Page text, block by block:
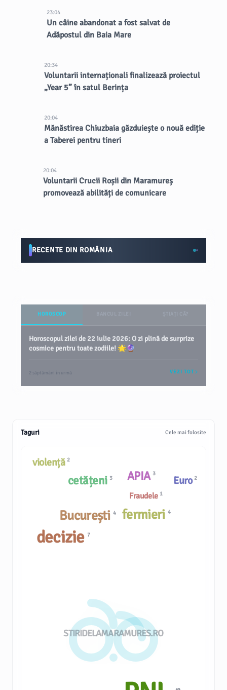
23:04
Un câine abandonat a fost salvat de
Adăpostul din Baia Mare
20:34
Voluntarii internaționali finalizează proiectul
„Year 5” în satul Berința
20:04
Mănăstirea Chiuzbaia găzduiește o nouă ediție
a Taberei pentru tineri
20:04
Voluntarii Crucii Roșii din Maramureș
promovează abilități de comunicare
RECENTE DIN ROMÂNIA
HOROSCOP
Horoscopul zilei de 22 iulie 2026: O zi plină de surprize
cosmice pentru toate zodiile! 🌟🔮
2 săptămâni în urmă VEZI TOT
Taguri Cele mai folosite
STIRIDELAMARAMURES.RO
Fraudele 1
decizie7
București 4 fermieri4
Euro 2
cetățeni 3
violență 2
APIA 3